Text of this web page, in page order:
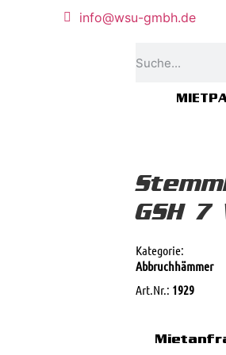
info@wsu-gmbh.de
GSH 7
Kategorie:
Abbruchhämmer
Art.Nr.: 1929